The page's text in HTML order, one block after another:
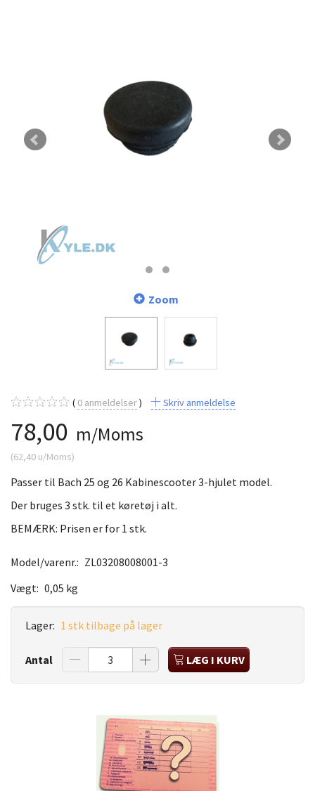
Zoom
0 anmeldelser Skriv anmeldelse
78,00 m/Moms
(62,40 u/Moms)
Passer til Bach 25 og 26 Kabinescooter 3-hjulet model.
Der bruges 3 stk. til et køretøj i alt.
BEMÆRK: Prisen er for 1 stk.
Model/varenr.: ZL03208008001-3
Vægt: 0,05 kg
Lager: 1 stk tilbage på lager
Antal LÆG I KURV